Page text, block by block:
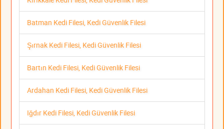
Batman Kedi Filesi, Kedi Güvenlik Filesi
Şırnak Kedi Filesi, Kedi Güvenlik Filesi
Bartın Kedi Filesi, Kedi Güvenlik Filesi
Ardahan Kedi Filesi, Kedi Güvenlik Filesi
Iğdır Kedi Filesi, Kedi Güvenlik Filesi